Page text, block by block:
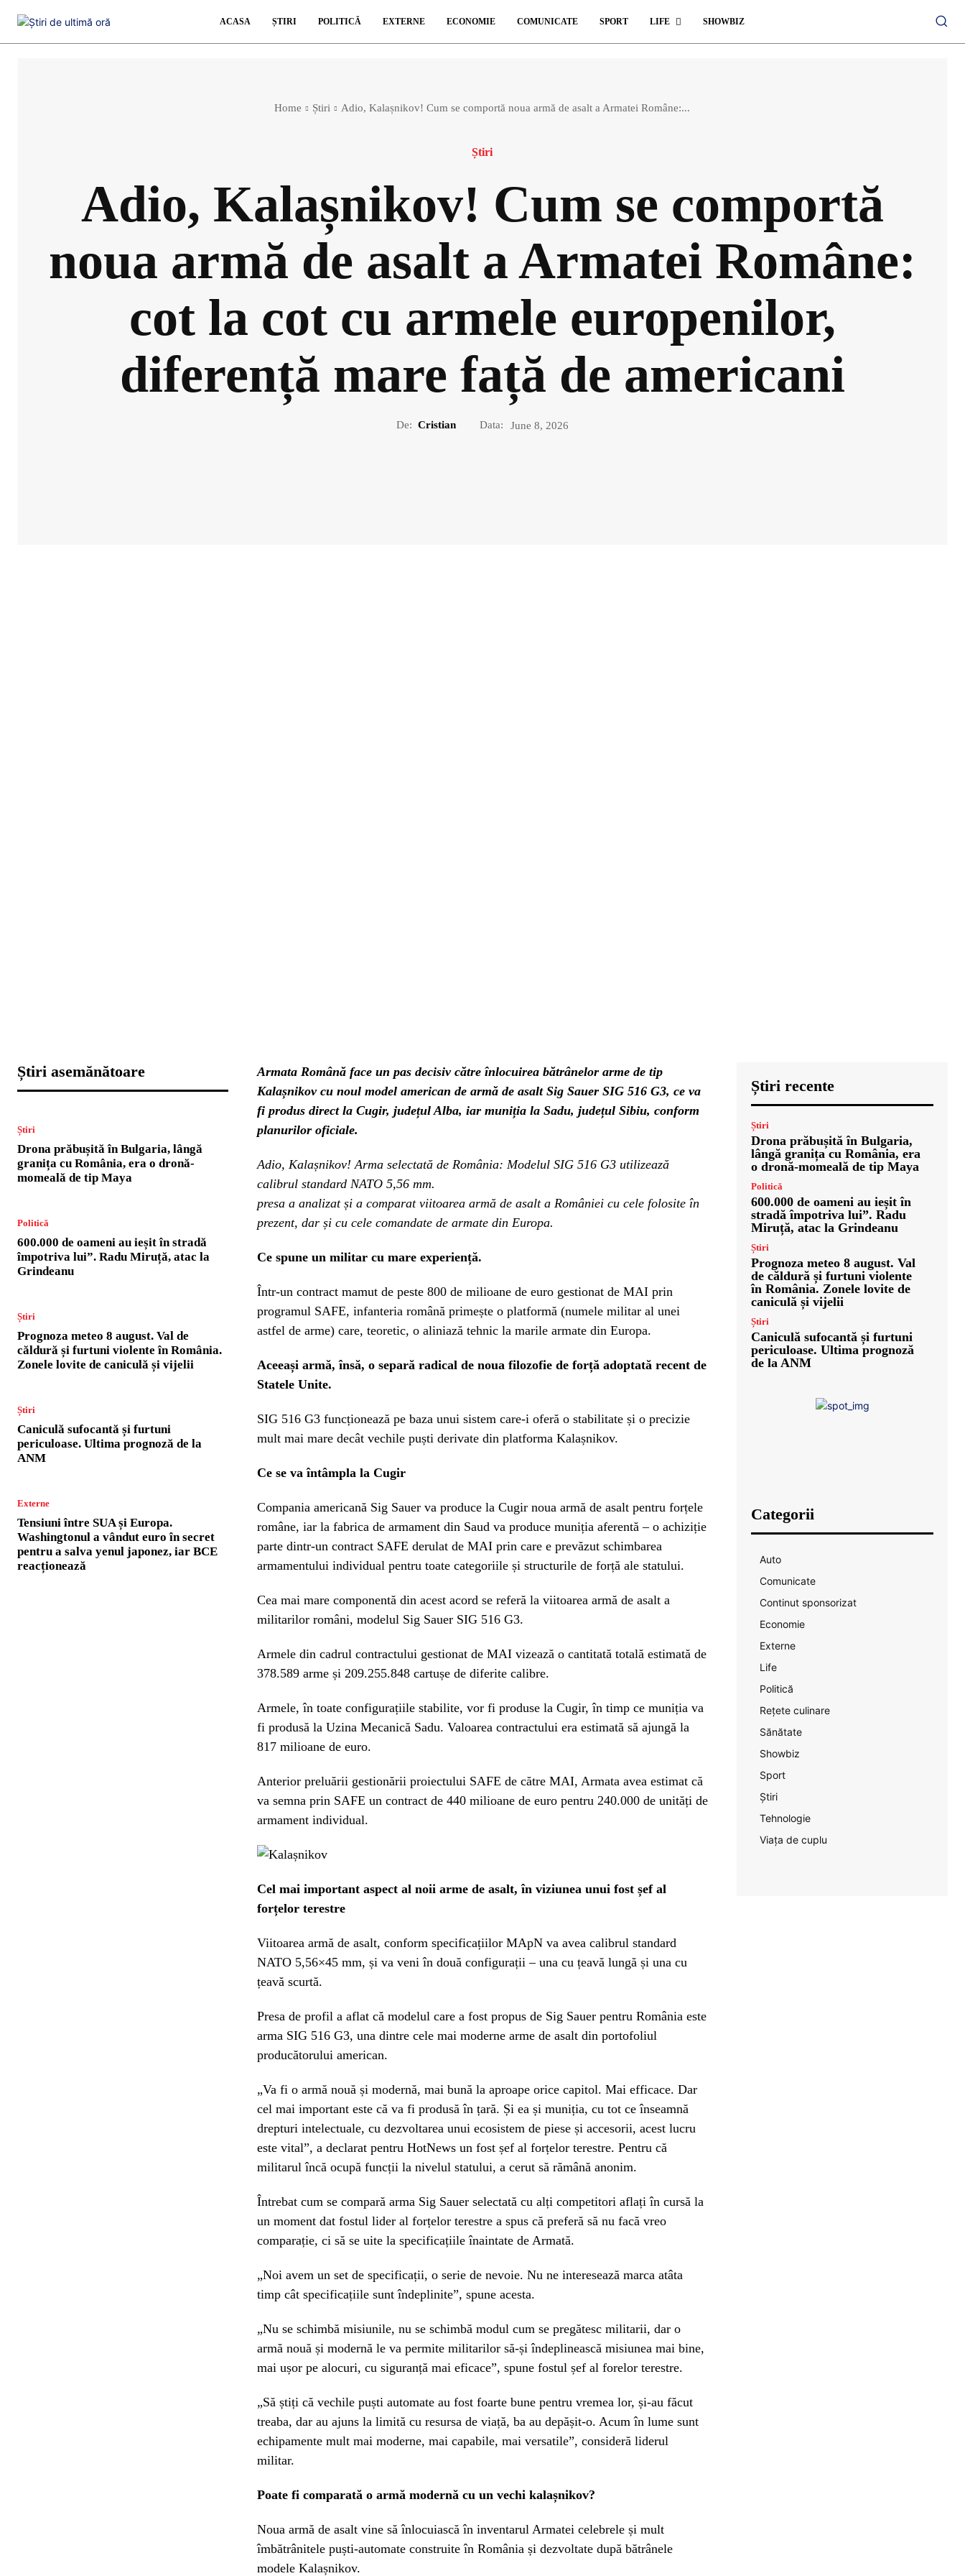
ACASA ȘTIRI POLITICĂ EXTERNE ECONOMIE COMUNICATE SPORT LIFE SHOWBIZ
Home Știri Adio, Kalașnikov! Cum se comportă noua armă de asalt a Armatei Române:...
Știri
Adio, Kalașnikov! Cum se comportă
noua armă de asalt a Armatei Române:
cot la cot cu armele europenilor,
diferență mare față de americani
De: Cristian Data: June 8, 2026
Știri asemănătoare
Știri
Drona prăbușită în Bulgaria, lângă
granița cu România, era o dronă-
momeală de tip Maya
Politică
600.000 de oameni au ieșit în stradă
împotriva lui”. Radu Miruță, atac la
Grindeanu
Știri
Prognoza meteo 8 august. Val de
căldură și furtuni violente în România.
Zonele lovite de caniculă și vijelii
Știri
Caniculă sufocantă și furtuni
periculoase. Ultima prognoză de la
ANM
Externe
Tensiuni între SUA și Europa.
Washingtonul a vândut euro în secret
pentru a salva yenul japonez, iar BCE
reacționează
Armata Română face un pas decisiv către înlocuirea bătrânelor arme de tip
Kalașnikov cu noul model american de armă de asalt Sig Sauer SIG 516 G3, ce va
fi produs direct la Cugir, județul Alba, iar muniția la Sadu, județul Sibiu, conform
planurilor oficiale.
Adio, Kalașnikov! Arma selectată de România: Modelul SIG 516 G3 utilizează
calibrul standard NATO 5,56 mm.
presa a analizat și a comparat viitoarea armă de asalt a României cu cele folosite în
prezent, dar și cu cele comandate de armate din Europa.
Ce spune un militar cu mare experiență.
Într-un contract mamut de peste 800 de milioane de euro gestionat de MAI prin
programul SAFE, infanteria română primește o platformă (numele militar al unei
astfel de arme) care, teoretic, o aliniază tehnic la marile armate din Europa.
Aceeași armă, însă, o separă radical de noua filozofie de forță adoptată recent de
Statele Unite.
SIG 516 G3 funcționează pe baza unui sistem care-i oferă o stabilitate și o precizie
mult mai mare decât vechile puști derivate din platforma Kalașnikov.
Ce se va întâmpla la Cugir
Compania americană Sig Sauer va produce la Cugir noua armă de asalt pentru forțele
române, iar la fabrica de armament din Saud va produce muniția aferentă – o achiziție
parte dintr-un contract SAFE derulat de MAI prin care e prevăzut schimbarea
armamentului individual pentru toate categoriile și structurile de forță ale statului.
Cea mai mare componentă din acest acord se referă la viitoarea armă de asalt a
militarilor români, modelul Sig Sauer SIG 516 G3.
Armele din cadrul contractului gestionat de MAI vizează o cantitată totală estimată de
378.589 arme și 209.255.848 cartușe de diferite calibre.
Armele, în toate configurațiile stabilite, vor fi produse la Cugir, în timp ce muniția va
fi produsă la Uzina Mecanică Sadu. Valoarea contractului era estimată să ajungă la
817 milioane de euro.
Anterior preluării gestionării proiectului SAFE de către MAI, Armata avea estimat că
va semna prin SAFE un contract de 440 milioane de euro pentru 240.000 de unități de
armament individual.
Cel mai important aspect al noii arme de asalt, în viziunea unui fost șef al
forțelor terestre
Viitoarea armă de asalt, conform specificațiilor MApN va avea calibrul standard
NATO 5,56×45 mm, și va veni în două configurații – una cu țeavă lungă și una cu
țeavă scurtă.
Presa de profil a aflat că modelul care a fost propus de Sig Sauer pentru România este
arma SIG 516 G3, una dintre cele mai moderne arme de asalt din portofoliul
producătorului american.
„Va fi o armă nouă și modernă, mai bună la aproape orice capitol. Mai efficace. Dar
cel mai important este că va fi produsă în țară. Și ea și muniția, cu tot ce înseamnă
drepturi intelectuale, cu dezvoltarea unui ecosistem de piese și accesorii, acest lucru
este vital”, a declarat pentru HotNews un fost șef al forțelor terestre. Pentru că
militarul încă ocupă funcții la nivelul statului, a cerut să rămână anonim.
Întrebat cum se compară arma Sig Sauer selectată cu alți competitori aflați în cursă la
un moment dat fostul lider al forțelor terestre a spus că preferă să nu facă vreo
comparație, ci să se uite la specificațiile înaintate de Armată.
„Noi avem un set de specificații, o serie de nevoie. Nu ne interesează marca atâta
timp cât specificațiile sunt îndeplinite”, spune acesta.
„Nu se schimbă misiunile, nu se schimbă modul cum se pregătesc militarii, dar o
armă nouă și modernă le va permite militarilor să-și îndeplinească misiunea mai bine,
mai ușor pe alocuri, cu siguranță mai eficace”, spune fostul șef al forelor terestre.
„Să știți că vechile puști automate au fost foarte bune pentru vremea lor, și-au făcut
treaba, dar au ajuns la limită cu resursa de viață, ba au depășit-o. Acum în lume sunt
echipamente mult mai moderne, mai capabile, mai versatile”, consideră liderul
militar.
Poate fi comparată o armă modernă cu un vechi kalașnikov?
Noua armă de asalt vine să înlocuiască în inventarul Armatei celebrele și mult
îmbătrânitele puști-automate construite în România și dezvoltate după bătrânele
modele Kalașnikov.
Știri recente
Știri
Drona prăbușită în Bulgaria,
lângă granița cu România, era
o dronă-momeală de tip Maya
Politică
600.000 de oameni au ieșit în
stradă împotriva lui”. Radu
Miruță, atac la Grindeanu
Știri
Prognoza meteo 8 august. Val
de căldură și furtuni violente
în România. Zonele lovite de
caniculă și vijelii
Știri
Caniculă sufocantă și furtuni
periculoase. Ultima prognoză
de la ANM
Categorii
Auto
Comunicate
Continut sponsorizat
Economie
Externe
Life
Politică
Rețete culinare
Sănătate
Showbiz
Sport
Știri
Tehnologie
Viața de cuplu